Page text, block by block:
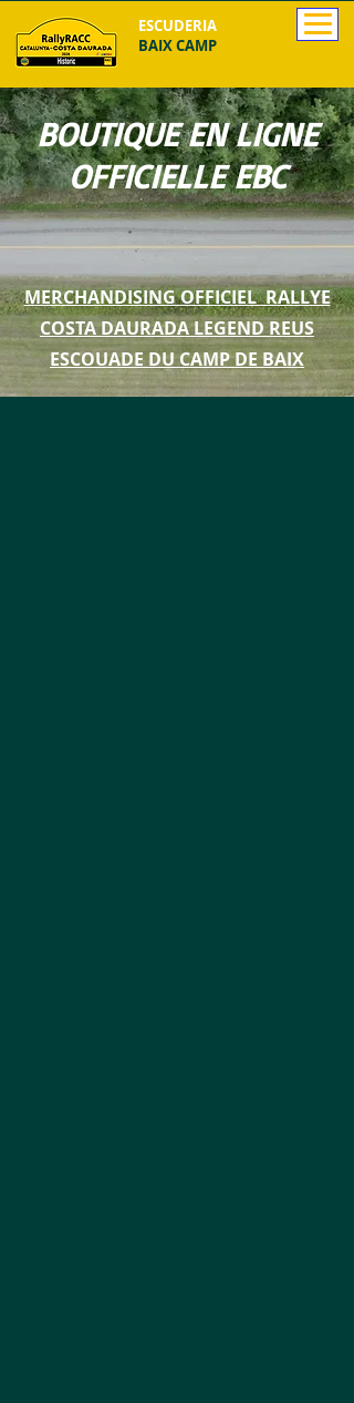
ESCUDERIA
BAIX CAMP
BOUTIQUE EN LIGNE
OFFICIELLE EBC
MERCHANDISING OFFICIEL RALLYE
COSTA DAURADA LEGEND REUS
ESCOUADE DU CAMP DE BAIX